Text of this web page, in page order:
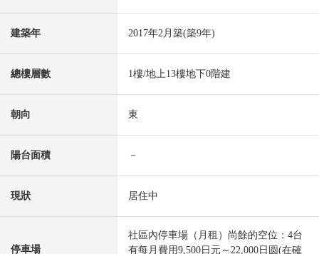
建築年 2017年2月築(築9年)
總樓層數 1樓/地上13樓地下0階建
朝向 東
陽台面積 －
現狀 居住中
停車場
社區內停車場（月租）尚餘的空位：4台
有每月費用9,500日元～22,000日圆(在確